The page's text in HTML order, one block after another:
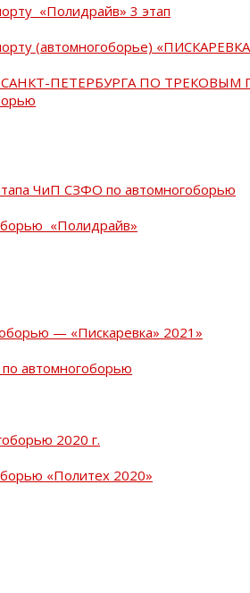
«Полидрайв» 3 этап
(автомногоборье)
ПЕТЕРБУРГА ПО ТРЕКОВЫМ
ЧиП СЗФО по автомногоборью
«Полидрайв»
— «Пискаревка» 2021»
автомногоборью
2020 г.
«Политех 2020»